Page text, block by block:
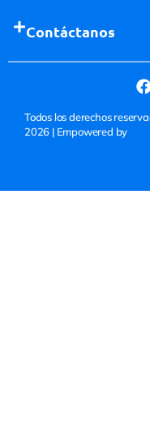
Contáctanos
Todos los derechos
2026 | Empowered by